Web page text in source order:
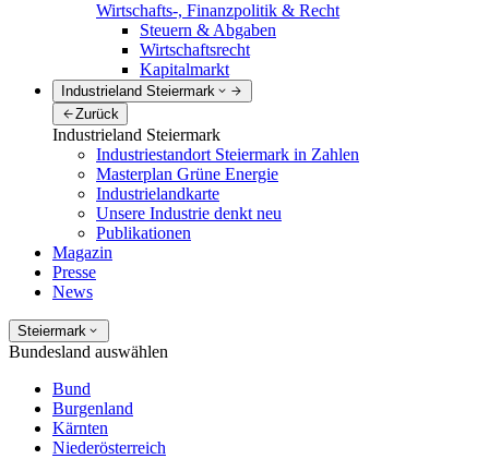
Wirtschafts-, Finanzpolitik & Recht
Steuern & Abgaben
Wirtschaftsrecht
Kapitalmarkt
Industrieland Steiermark
Zurück
Industrieland Steiermark
Industriestandort Steiermark in Zahlen
Masterplan Grüne Energie
Industrielandkarte
Unsere Industrie denkt neu
Publikationen
Magazin
Presse
News
Steiermark
Bundesland auswählen
Bund
Burgenland
Kärnten
Niederösterreich